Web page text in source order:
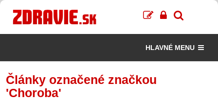
HLAVNÉ MENU
Články označené značkou
'Choroba'